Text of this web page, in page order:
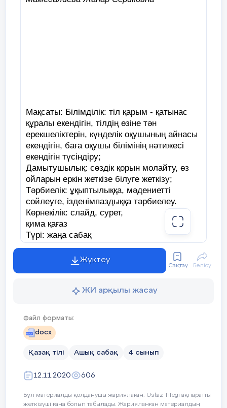
Мақсаты: Білімділік: тіл қарым - қатынас
құралы екендігін, тілдің өзіне тән
ерекшеліктерін, күнделік оқушының айнасы
екендігін, баға оқушы білімінің нәтижесі
екендігін түсіндіру;
Дамытушылық: сөздік қорын молайту, өз
ойларын еркін жеткізе білуге жеткізу;
Тәрбиелік: ұқыптылыққа, мәдениетті
сөйлеуге, ізденімпаздыққа тәрбиелеу.
Көрнекілік: слайд, сурет,
қима қағаз
Түрі: жаңа сабақ
Әдісі. топпен жұмыс, сұрақ - жауап, ойын
Сабақтың барысы:
2. Үй тапсырмасын тексеру
4. Жаңа тақырып
5. Үйге тапсырма
6. Қорытындылау
Жаңа сабақ.
Дүйсенбі
Қазақ тілі
Көп нүктенің орнына тиісті әріпті қой.
Жүктеу
Сақтау Бөлісу
ЖИ арқылы жасау
Файл форматы:
docx
Қазақ тілі Ашық сабақ 4 сынып
12.11.2020 606
Бұл материалды қолданушы жариялаған. Ustaz Tilegi ақпаратты
жеткізуші ғана болып табылады. Жарияланған материалдың